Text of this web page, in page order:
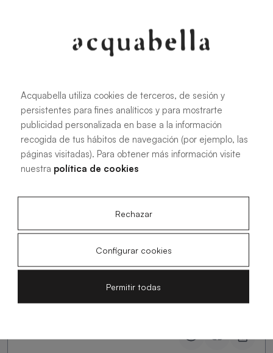
PDF
Installationshandbuch für Akron®
Duschwannen
4.15 MB|PDF
Technische Zeichnungen Livo
Acquabella utiliza cookies de terceros, de sesión y
persistentes para fines analíticos y para mostrarte
publicidad personalizada en base a la información
recogida de tus hábitos de navegación (por ejemplo, las
páginas visitadas). Para obtener más información visite
nuestra política de cookies
Rechazar
Configurar cookies
Permitir todas